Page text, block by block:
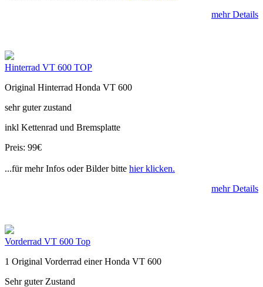
mehr Details
Hinterrad VT 600 TOP
Original Hinterrad Honda VT 600
sehr guter zustand
inkl Kettenrad und Bremsplatte
Preis: 99€
...für mehr Infos oder Bilder bitte hier klicken.
mehr Details
Vorderrad VT 600 Top
1 Original Vorderrad einer Honda VT 600
Sehr guter Zustand